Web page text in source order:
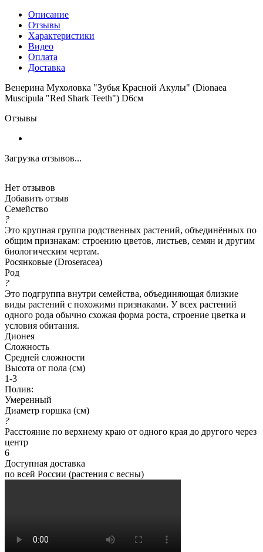
Описание
Отзывы
Характеристики
Видео
Оплата
Доставка
Венерина Мухоловка "Зубья Красной Акулы" (Dionaea
Muscipula "Red Shark Teeth") D6см
Отзывы
Загрузка отзывов...
Нет отзывов
Добавить отзыв
Семейство
?
Это крупная группа родственных растений, объединённых по
общим признакам: строению цветов, листьев, семян и другим
биологическим чертам.
Росянковые (Droseracea)
Род
?
Это подгруппа внутри семейства, объединяющая близкие
виды растений с похожими признаками. У всех растений
одного рода обычно схожая форма роста, строение цветка и
условия обитания.
Дионея
Сложность
Средней сложности
Высота от пола (см)
1-3
Полив:
Умеренный
Диаметр горшка (см)
?
Расстояние по верхнему краю от одного края до другого через
центр
6
Доступная доставка
по всей России (растения с весны)